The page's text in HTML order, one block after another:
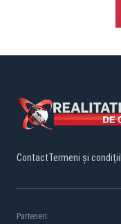
ContactTermeni și condiții
Parteneri: